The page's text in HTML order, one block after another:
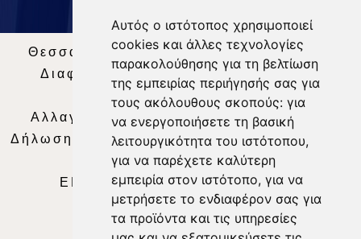
Αυτός ο ιστότοπος χρησιμοποιεί
cookies και άλλες τεχνολογίες
παρακολούθησης για τη βελτίωση
της εμπειρίας περιήγησής σας για
τους ακόλουθους σκοπούς: για
να ενεργοποιήσετε τη βασική
λειτουργικότητα του ιστότοπου,
για να παρέχετε καλύτερη
εμπειρία στον ιστότοπο, για να
μετρήσετε το ενδιαφέρον σας για
τα προϊόντα και τις υπηρεσίες
Θεσσαλία Τηλεόραση|SNG Services
Διαφήμιση | Όροι Χρήσης |Δήλωση
Απορρήτου |
Περιεχόμενο
Αλλαγή Προτιμήσεων για τα Cookies
Δήλωση συμμόρφωσης με τη σύσταση (ΕΕ)
2018/334|Ταυτότητα
ΕΝΗΜΕΡΩΣΗ |WEB TV| LIVE